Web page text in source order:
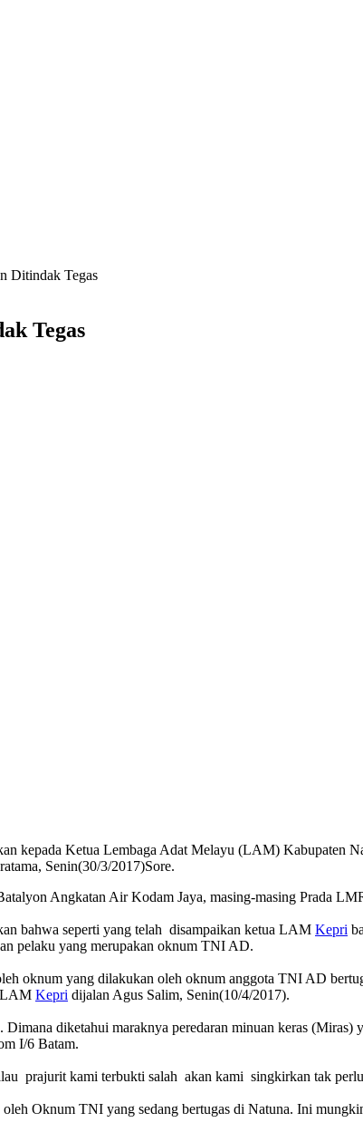
Ditindak Tegas
Tegas
kepada Ketua Lembaga Adat Melayu (LAM) Kabupaten
Senin(30/3/2017)Sore.
Angkatan Air Kodam Jaya, masing-masing Prada
bahwa seperti yang telah disampaikan ketua LAM Kepri
pelaku yang merupakan oknum TNI AD.
oknum yang dilakukan oleh oknum anggota TNI AD
LAM Kepri ‎dijalan Agus Salim, Senin(10/4/2017).
diketahui maraknya peredaran minuan keras
I/6 Batam‎.
prajurit kami terbukti salah akan kami singkirkan tak
Oknum TNI yang sedang bertugas di Natuna. Ini